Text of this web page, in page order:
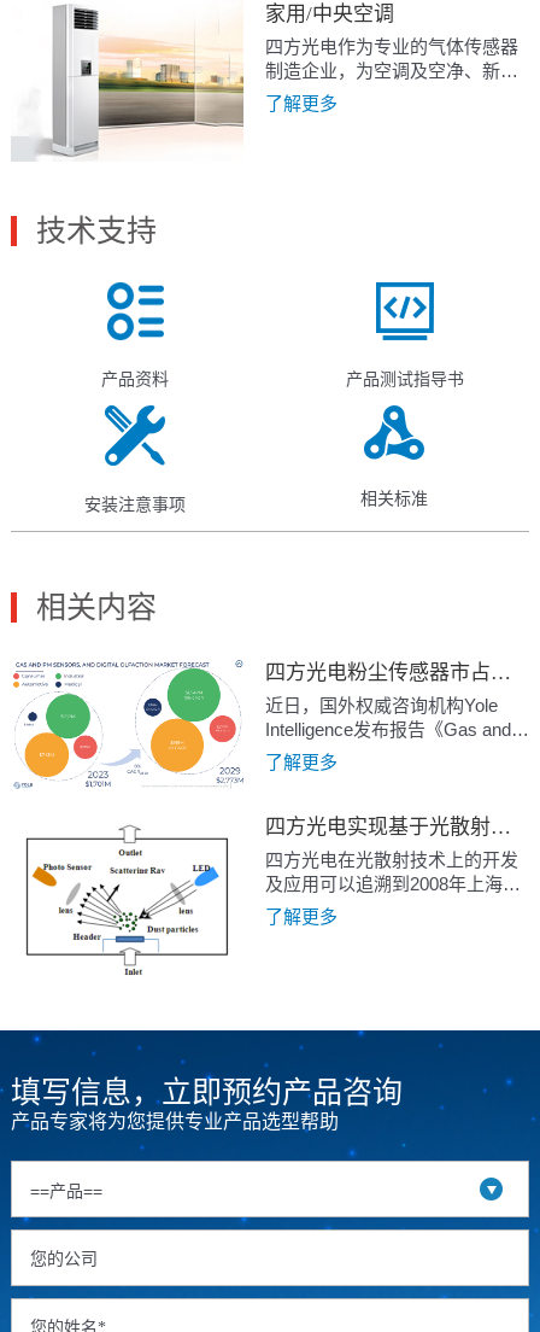
家用/中央空调
四方光电作为专业的气体传感器
制造企业，为空调及空净、新
风、空调一体机提供多种传感器
解决方案，其中包括颗粒物传感
了解更多
技术支持
产品资料 产品测试指导书
安装注意事项 相关标准
相关内容
四方光电粉尘传感器市占比第一，深耕技术引领行业发展
近日，国外权威咨询机构Yole
Intelligence发布报告《Gas and
Particle sensors 2024》，报告对
气体和粉尘传感器全球市场进行
器的市场现状、具体的细分市场
和未来发展趋势，报告显示气体
和粉尘传感器市场在2023年至
2029年间增长 8%，到2029年市
场总规模将达到约 28 亿美元，在
了解更多
四方光电实现基于光散射原理粉尘（PM2.5)传感器在多个领域中的创新应用
四方光电在光散射技术上的开发
及应用可以追溯到2008年上海世
博会。为满足国内某知名暖通空
调（HVAC）企业产品开发需
PM2.5、CO2、甲醛、磁辐射和
温湿度等多种指标。
了解更多
填写信息，立即预约产品咨询
产品专家将为您提供专业产品选型帮助